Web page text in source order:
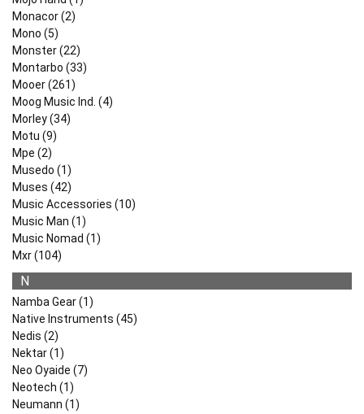
Monacor (2)
Mono (5)
Monster (22)
Montarbo (33)
Mooer (261)
Moog Music Ind. (4)
Morley (34)
Motu (9)
Mpe (2)
Musedo (1)
Muses (42)
Music Accessories (10)
Music Man (1)
Music Nomad (1)
Mxr (104)
N
Namba Gear (1)
Native Instruments (45)
Nedis (2)
Nektar (1)
Neo Oyaide (7)
Neotech (1)
Neumann (1)